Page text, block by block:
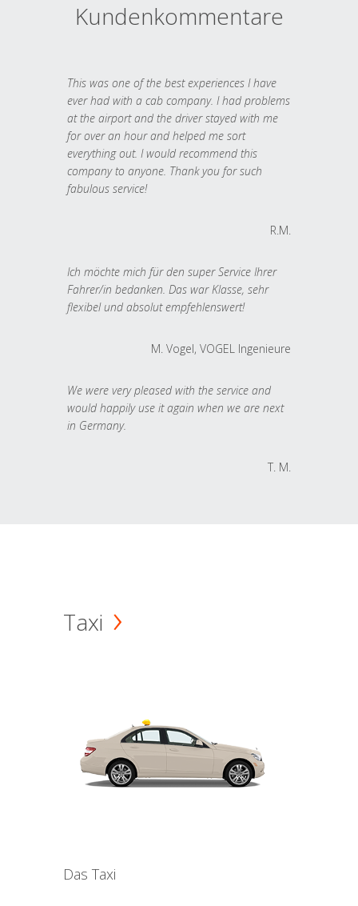
Kundenkommentare
This was one of the best experiences I have
ever had with a cab company. I had problems
at the airport and the driver stayed with me
for over an hour and helped me sort
everything out. I would recommend this
company to anyone. Thank you for such
fabulous service!
R.M.
Ich möchte mich für den super Service Ihrer
Fahrer/in bedanken. Das war Klasse, sehr
flexibel und absolut empfehlenswert!
M. Vogel, VOGEL Ingenieure
We were very pleased with the service and
would happily use it again when we are next
in Germany.
T. M.
Taxi
Das Taxi